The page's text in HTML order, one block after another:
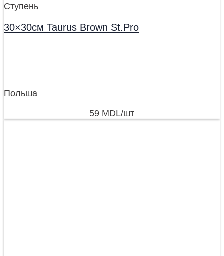
Ступень
30×30см Taurus Brown St.Pro
Польша
59 MDL/шт